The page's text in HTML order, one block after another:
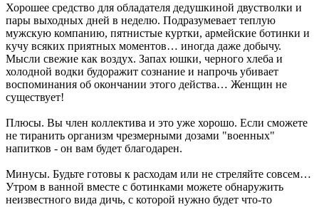
Хорошее средство для обладателя дедушкиной двустволки и
пары выходных дней в неделю. Подразумевает теплую
мужскую компанию, пятнистые куртки, армейские ботинки и
кучу всяких приятных моментов… иногда даже добычу.
Мысли свежие как воздух. Запах юшки, черного хлеба и
холодной водки будоражит сознание и напрочь убивает
воспоминания об окончании этого действа… Женщин не
существует!
Плюсы. Вы член коллектива и это уже хорошо. Если сможете
не тиранить организм чрезмерными дозами "военных"
напитков - он вам будет благодарен.
Минусы. Будьте готовы к расходам или не стреляйте совсем…
Утром в ванной вместе с ботинками можете обнаружить
неизвестного вида дичь, с которой нужно будет что-то